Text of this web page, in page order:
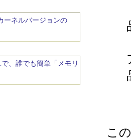
ーネルバージョンの
、誰でも簡単「メモリ
こ